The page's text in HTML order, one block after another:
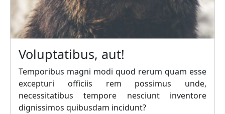
Voluptatibus, aut!
Temporibus magni modi quod rerum quam esse
excepturi officiis rem possimus unde,
necessitatibus tempore nesciunt inventore
dignissimos quibusdam incidunt?